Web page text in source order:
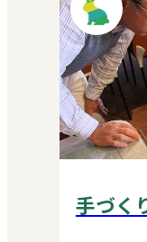
手づく